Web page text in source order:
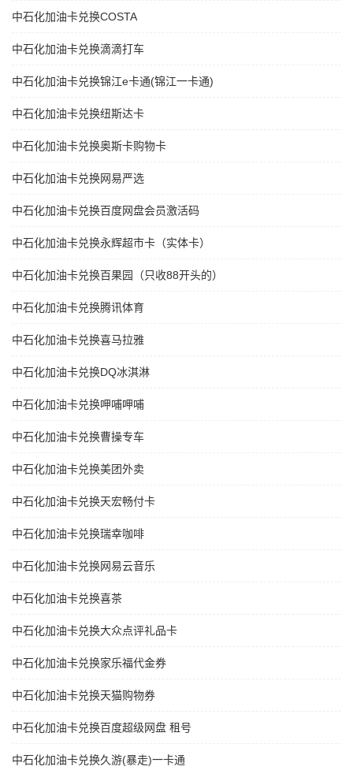
中石化加油卡兑换COSTA
中石化加油卡兑换滴滴打车
中石化加油卡兑换锦江e卡通(锦江一卡通)
中石化加油卡兑换纽斯达卡
中石化加油卡兑换奥斯卡购物卡
中石化加油卡兑换网易严选
中石化加油卡兑换百度网盘会员激活码
中石化加油卡兑换永辉超市卡（实体卡）
中石化加油卡兑换百果园（只收88开头的）
中石化加油卡兑换腾讯体育
中石化加油卡兑换喜马拉雅
中石化加油卡兑换DQ冰淇淋
中石化加油卡兑换呷哺呷哺
中石化加油卡兑换曹操专车
中石化加油卡兑换美团外卖
中石化加油卡兑换天宏畅付卡
中石化加油卡兑换瑞幸咖啡
中石化加油卡兑换网易云音乐
中石化加油卡兑换喜茶
中石化加油卡兑换大众点评礼品卡
中石化加油卡兑换家乐福代金券
中石化加油卡兑换天猫购物券
中石化加油卡兑换百度超级网盘 租号
中石化加油卡兑换久游(暴走)一卡通